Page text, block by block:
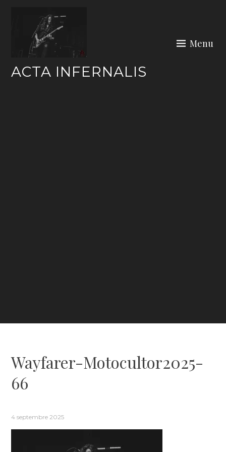
ACTA INFERNALIS
Menu
Wayfarer-Motocultor2025-
66
4 septembre 2025